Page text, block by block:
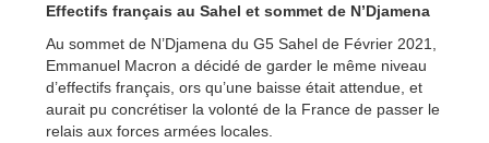
Effectifs français au Sahel et sommet de N’Djamena
Au sommet de N’Djamena du G5 Sahel de Février 2021,
Emmanuel Macron a décidé de garder le même niveau
d’effectifs français, ors qu’une baisse était attendue, et
aurait pu concrétiser la volonté de la France de passer le
relais aux forces armées locales.